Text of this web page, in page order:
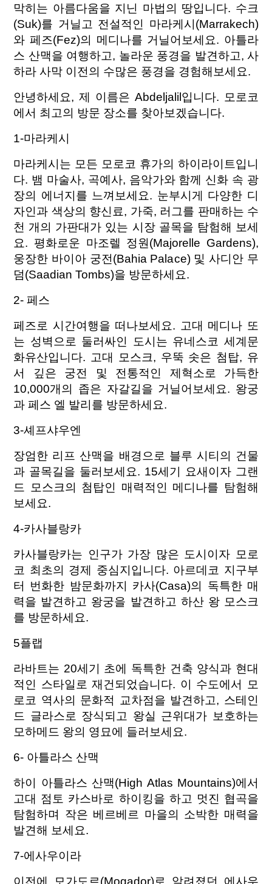
막히는 아름다움을 지닌 마법의 땅입니다. 수크
(Suk)를 거닐고 전설적인 마라케시(Marrakech)
와 페즈(Fez)의 메디나를 거닐어보세요. 아틀라
스 산맥을 여행하고, 놀라운 풍경을 발견하고, 사
하라 사막 이전의 수많은 풍경을 경험해보세요.
안녕하세요, 제 이름은 Abdeljalil입니다. 모로코
에서 최고의 방문 장소를 찾아보겠습니다.
1-마라케시
마라케시는 모든 모로코 휴가의 하이라이트입니
다. 뱀 마술사, 곡예사, 음악가와 함께 신화 속 광
장의 에너지를 느껴보세요. 눈부시게 다양한 디
자인과 색상의 향신료, 가죽, 러그를 판매하는 수
천 개의 가판대가 있는 시장 골목을 탐험해 보세
요. 평화로운 마조렐 정원(Majorelle Gardens),
웅장한 바이아 궁전(Bahia Palace) 및 사디안 무
덤(Saadian Tombs)을 방문하세요.
2- 페스
페즈로 시간여행을 떠나보세요. 고대 메디나 또
는 성벽으로 둘러싸인 도시는 유네스코 세계문
화유산입니다. 고대 모스크, 우뚝 솟은 첨탑, 유
서 깊은 궁전 및 전통적인 제혁소로 가득한
10,000개의 좁은 자갈길을 거닐어보세요. 왕궁
과 페스 엘 발리를 방문하세요.
3-셰프샤우엔
장엄한 리프 산맥을 배경으로 블루 시티의 건물
과 골목길을 둘러보세요. 15세기 요새이자 그랜
드 모스크의 첨탑인 매력적인 메디나를 탐험해
보세요.
4-카사블랑카
카사블랑카는 인구가 가장 많은 도시이자 모로
코 최초의 경제 중심지입니다. 아르데코 지구부
터 번화한 밤문화까지 카사(Casa)의 독특한 매
력을 발견하고 왕궁을 발견하고 하산 왕 모스크
를 방문하세요.
5플랩
라바트는 20세기 초에 독특한 건축 양식과 현대
적인 스타일로 재건되었습니다. 이 수도에서 모
로코 역사의 문화적 교차점을 발견하고, 스테인
드 글라스로 장식되고 왕실 근위대가 보호하는
모하메드 왕의 영묘에 들러보세요.
6- 아틀라스 산맥
하이 아틀라스 산맥(High Atlas Mountains)에서
고대 점토 카스바로 하이킹을 하고 멋진 협곡을
탐험하며 작은 베르베르 마을의 소박한 매력을
발견해 보세요.
7-에사우이라
이전에 모가도르(Mogador)로 알려졌던 에사우